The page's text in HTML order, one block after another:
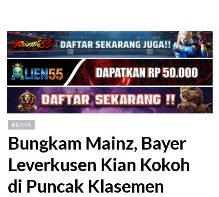
BERITA
Bungkam Mainz, Bayer
Leverkusen Kian Kokoh
di Puncak Klasemen